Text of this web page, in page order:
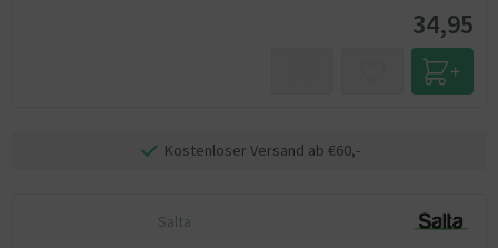
34,95
Kostenloser Versand ab €60,-
Salta